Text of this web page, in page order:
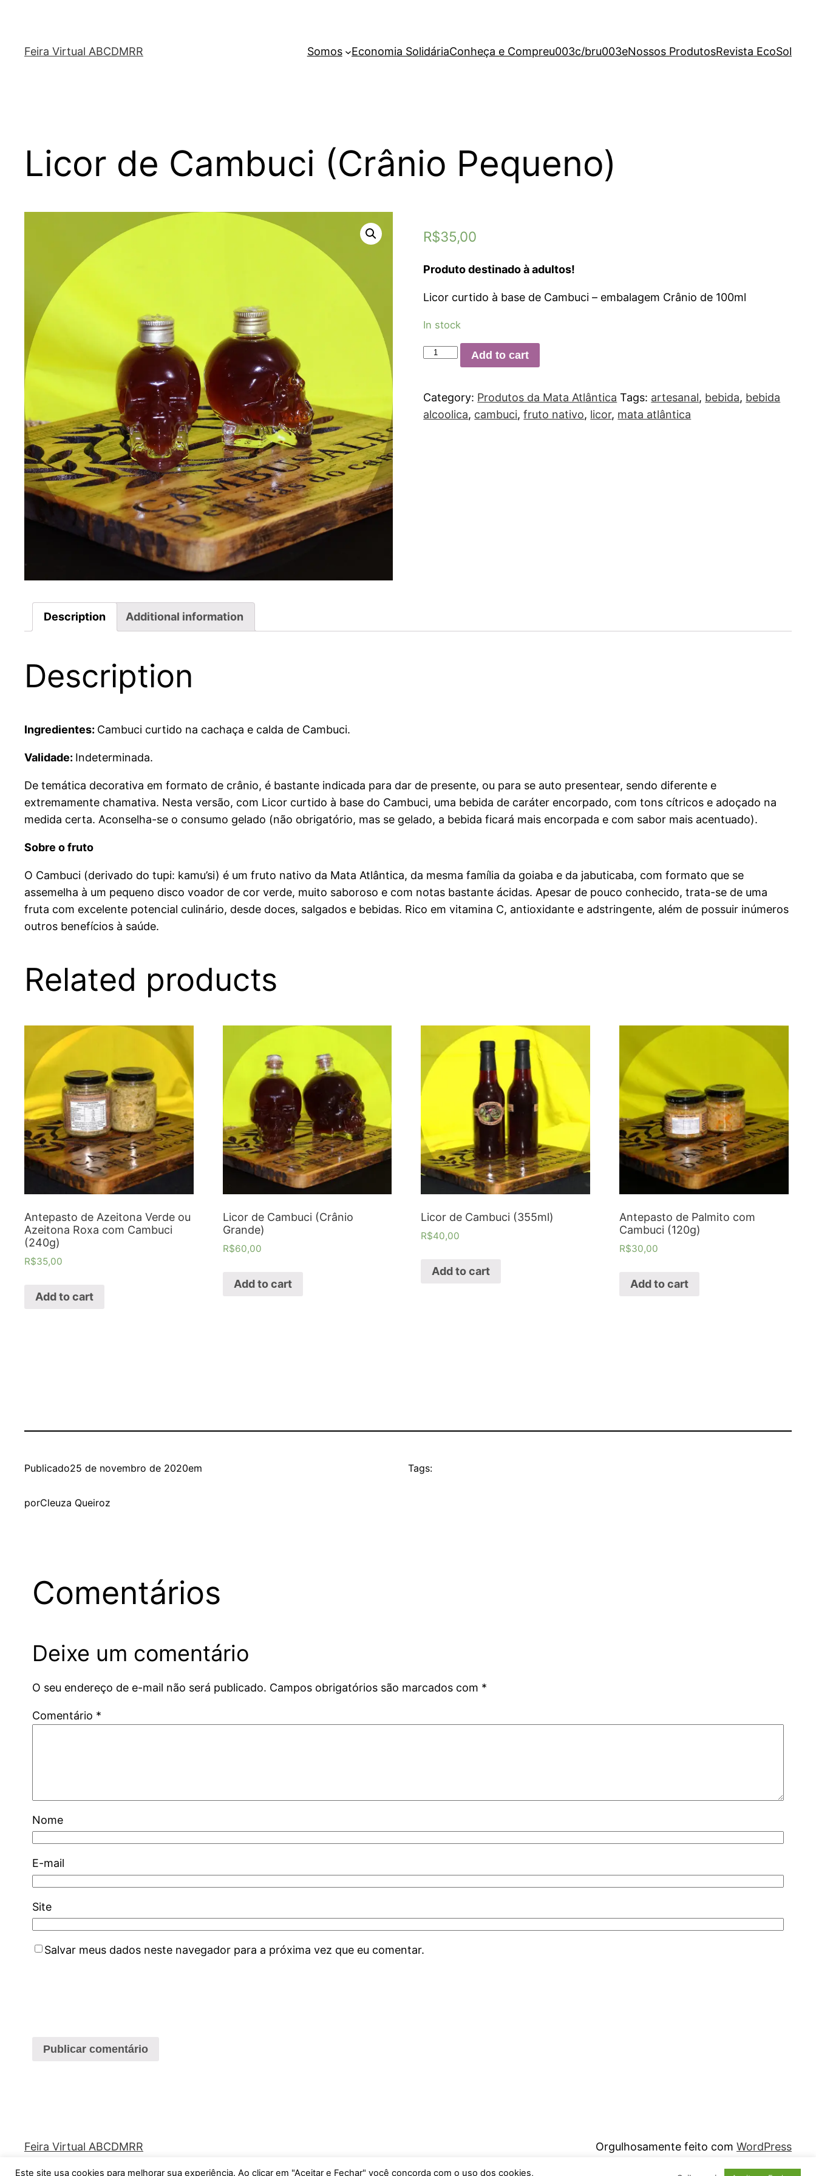
Feira Virtual ABCDMRR Somos Economia SolidáriaConheça e Compreu003c/bru003eNossos ProdutosRevista EcoSol
Licor de Cambuci (Crânio Pequeno)
R$35,00
Produto destinado à adultos!
Licor curtido à base de Cambuci – embalagem Crânio de 100ml
In stock
Add to cart
Category: Produtos da Mata Atlântica Tags: artesanal, bebida, bebida
alcoolica, cambuci,fruto nativo, licor, mata atlântica
Description Additional information
Description
Ingredientes: Cambuci curtido na cachaça e calda de Cambuci.
Validade: Indeterminada.
De temática decorativa em formato de crânio, é bastante indicada para dar de presente, ou para se auto presentear, sendo diferente e
extremamente chamativa. Nesta versão, com Licor curtido à base do Cambuci, uma bebida de caráter encorpado, com tons cítricos e adoçado na
medida certa. Aconselha-se o consumo gelado (não obrigatório, mas se gelado, a bebida ficará mais encorpada e com sabor mais acentuado).
Sobre o fruto
O Cambuci (derivado do tupi: kamu’si) é um fruto nativo da Mata Atlântica, da mesma família da goiaba e da jabuticaba, com formato que se
assemelha à um pequeno disco voador de cor verde, muito saboroso e com notas bastante ácidas. Apesar de pouco conhecido, trata-se de uma
fruta com excelente potencial culinário, desde doces, salgados e bebidas. Rico em vitamina C, antioxidante e adstringente, além de possuir inúmeros
outros benefícios à saúde.
Related products
Antepasto de Azeitona Verde ou
Azeitona Roxa com Cambuci
(240g)
R$35,00
Add to cart
Licor de Cambuci (Crânio
Grande)
R$60,00
Add to cart
Licor de Cambuci (355ml)
R$40,00
Add to cart
Antepasto de Palmito com
Cambuci (120g)
R$30,00
Add to cart
Publicado25 de novembro de 2020em
porCleuza Queiroz
Tags:
Comentários
Deixe um comentário
O seu endereço de e-mail não será publicado. Campos obrigatórios são marcados com *
Comentário *
Nome
E-mail
Site
Salvar meus dados neste navegador para a próxima vez que eu comentar.
Feira Virtual ABCDMRR Orgulhosamente feito com WordPress
Este site usa cookies para melhorar sua experiência. Ao clicar em "Aceitar e Fechar" você concorda com o uso dos cookies,